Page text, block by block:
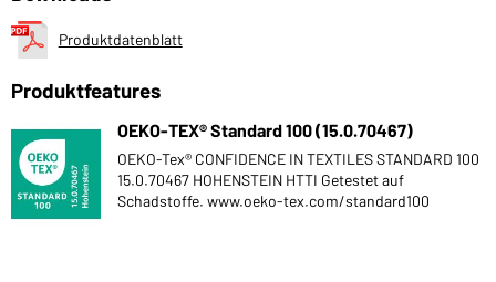
Produktdatenblatt
Produktfeatures
OEKO-TEX® Standard 100 (15.0.70467)
OEKO-Tex® CONFIDENCE IN TEXTILES STANDARD 100
15.0.70467 HOHENSTEIN HTTI Getestet auf
Schadstoffe. www.oeko-tex.com/standard100